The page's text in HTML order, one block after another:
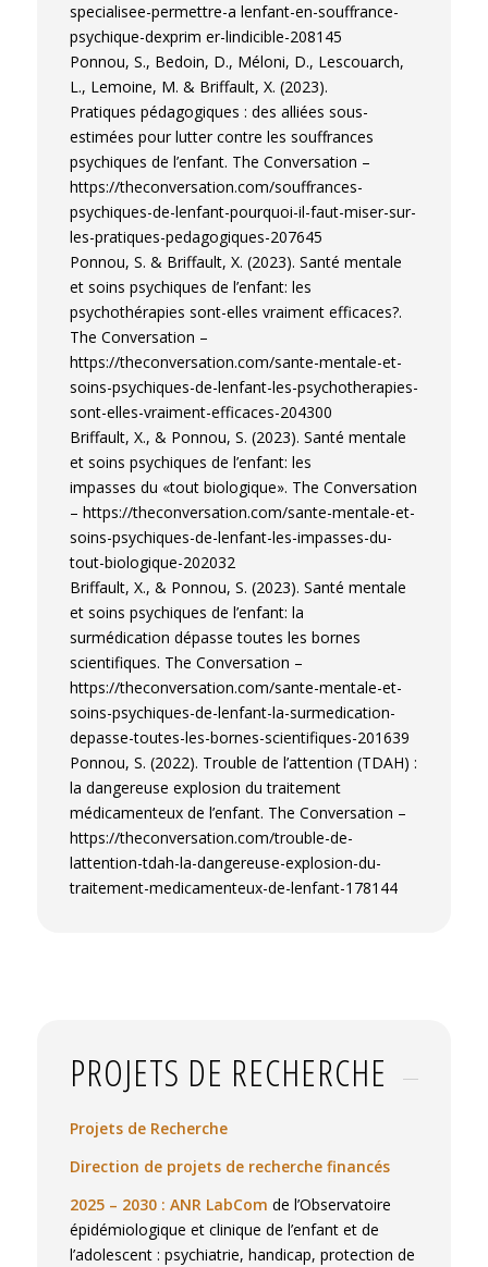
specialisee-permettre-a lenfant-en-souffrance-
psychique-dexprim er-lindicible-208145
Ponnou, S., Bedoin, D., Méloni, D., Lescouarch,
L., Lemoine, M. & Briffault, X. (2023).
Pratiques pédagogiques : des alliées sous-
estimées pour lutter contre les souffrances
psychiques de l’enfant. The Conversation –
https://theconversation.com/souffrances-
psychiques-de-lenfant-pourquoi-il-faut-miser-sur-
les-pratiques-pedagogiques-207645
Ponnou, S. & Briffault, X. (2023). Santé mentale
et soins psychiques de l’enfant: les
psychothérapies sont-elles vraiment efficaces?.
The Conversation –
https://theconversation.com/sante-mentale-et-
soins-psychiques-de-lenfant-les-psychotherapies-
sont-elles-vraiment-efficaces-204300
Briffault, X., & Ponnou, S. (2023). Santé mentale
et soins psychiques de l’enfant: les
impasses du «tout biologique». The Conversation
– https://theconversation.com/sante-mentale-et-
soins-psychiques-de-lenfant-les-impasses-du-
tout-biologique-202032
Briffault, X., & Ponnou, S. (2023). Santé mentale
et soins psychiques de l’enfant: la
surmédication dépasse toutes les bornes
scientifiques. The Conversation –
https://theconversation.com/sante-mentale-et-
soins-psychiques-de-lenfant-la-surmedication-
depasse-toutes-les-bornes-scientifiques-201639
Ponnou, S. (2022). Trouble de l’attention (TDAH) :
la dangereuse explosion du traitement
médicamenteux de l’enfant. The Conversation –
https://theconversation.com/trouble-de-
lattention-tdah-la-dangereuse-explosion-du-
traitement-medicamenteux-de-lenfant-178144
PROJETS DE RECHERCHE
Projets de Recherche
Direction de projets de recherche financés
2025 – 2030 : ANR LabCom de l’Observatoire
épidémiologique et clinique de l’enfant et de
l’adolescent : psychiatrie, handicap, protection de